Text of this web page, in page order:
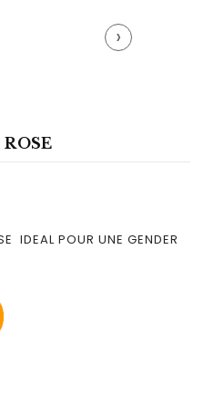
›
POUR UNE GENDER